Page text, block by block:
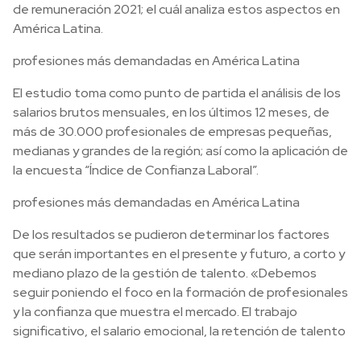
de remuneración 2021; el cuál analiza estos aspectos en
América Latina.
profesiones más demandadas en América Latina
El estudio toma como punto de partida el análisis de los
salarios brutos mensuales, en los últimos 12 meses, de
más de 30.000 profesionales de empresas pequeñas,
medianas y grandesde la región;así como la aplicación de
la encuesta “Índice de Confianza Laboral”.
profesiones más demandadas en América Latina
De los resultados se pudieron determinarlos factores
que serán importantes en el presente y futuro, a corto y
mediano plazo de la gestión de talento. «Debemos
seguir poniendo el foco en la formación de profesionales
y la confianza que muestra el mercado. El trabajo
significativo, el salario emocional, la retención de talento